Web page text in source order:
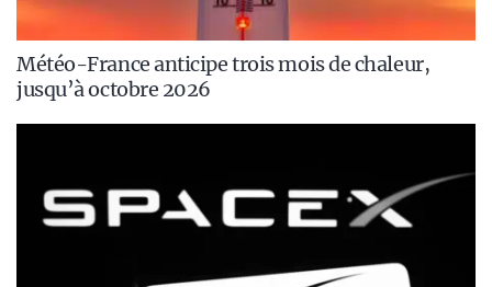
Météo-France anticipe trois mois de chaleur,
jusqu’à octobre 2026